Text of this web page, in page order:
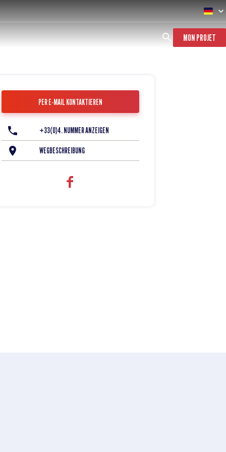
MON PROJET
PER E-MAIL KONTAKTIEREN
+33(0)4. NUMMER ANZEIGEN
WEGBESCHREIBUNG